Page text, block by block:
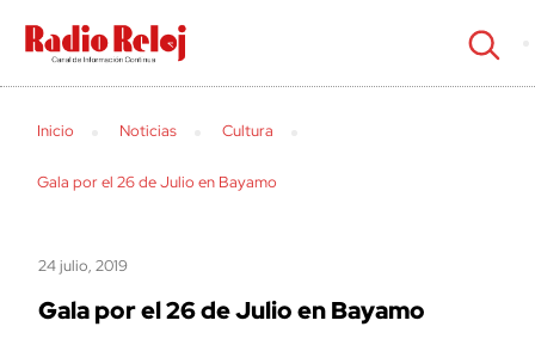
cerrar
Inicio Noticias Cultura
Gala por el 26 de Julio en Bayamo
24 julio, 2019
Gala por el 26 de Julio en Bayamo